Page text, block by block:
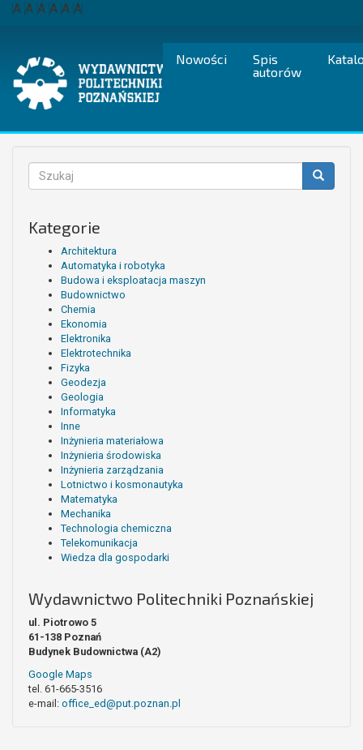
Przejdź
A A A A A A
Nowości
Spis
autorów
Formularz
wyszukiwania
Kategorie
Architektura
Automatyka i robotyka
Budowa i eksploatacja maszyn
Budownictwo
Chemia
Ekonomia
Elektronika
Elektrotechnika
Fizyka
Geodezja
Geologia
Informatyka
Inne
Inżynieria materiałowa
Inżynieria środowiska
Inżynieria zarządzania
Lotnictwo i kosmonautyka
Matematyka
Mechanika
Technologia chemiczna
Telekomunikacja
Wiedza dla gospodarki
Wydawnictwo Politechniki Poznańskiej
ul. Piotrowo 5
61-138 Poznań
Budynek Budownictwa (A2)
Google Maps
tel. 61-665-3516
e-mail: office_ed@put.poznan.pl